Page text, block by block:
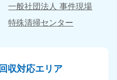
徳島県
050-1880-9898
9:00〜19:00 年中無休
050-1880-9897
9:00〜19:00 年中無休
一般社団法人 事件現場
特殊清掃センター
収対応エリア